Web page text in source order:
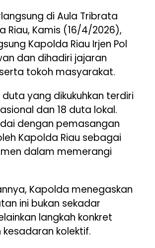
di Aula Tribrata
Riau, Kamis (16/4/2026),
Kapolda Riau Irjen Pol
dan dihadiri jajaran
tokoh masyarakat.
duta yang dikukuhkan terdiri
dan 18 duta lokal.
dengan pemasangan
Kapolda Riau sebagai
dalam memerangi
Kapolda menegaskan
ini bukan sekadar
langkah konkret
kolektif.